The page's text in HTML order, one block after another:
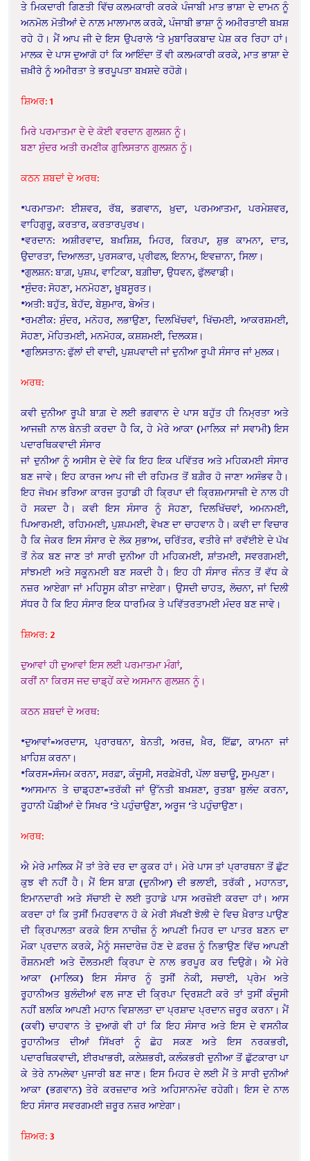
ਤੇ ਮਿਕਦਾਰੀ ਗਿਣਤੀ ਵਿੱਚ ਕਲਮਕਾਰੀ ਕਰਕੇ ਪੰਜਾਬੀ ਮਾਤ ਭਾਸ਼ਾ ਦੇ ਦਾਮਨ ਨੂੰ
ਅਨਮੋਲ ਮੋਤੀਆਂ ਦੇ ਨਾਲ਼ ਮਾਲਾਮਾਲ ਕਰਕੇ, ਪੰਜਾਬੀ ਭਾਸ਼ਾ ਨੂੰ ਅਮੀਰਤਾਈ ਬਖ਼ਸ਼
ਰਹੇ ਹੋ। ਮੈਂ ਆਪ ਜੀ ਦੇ ਇਸ ਉਪਰਾਲੇ ‘ਤੇ ਮੁਬਾਰਿਕਬਾਦ ਪੇਸ਼ ਕਰ ਰਿਹਾ ਹਾਂ।
ਮਾਲਕ ਦੇ ਪਾਸ ਦੁਆਗੋ ਹਾਂ ਕਿ ਆਇੰਦਾ ਤੋਂ ਵੀ ਕਲਮਕਾਰੀ ਕਰਕੇ, ਮਾਤ ਭਾਸ਼ਾ ਦੇ
ਜ਼ਖ਼ੀਰੇ ਨੂੰ ਅਮੀਰਤਾ ਤੇ ਭਰਪੂਪਤਾ ਬਖ਼ਸ਼ਦੇ ਰਹੋਗੇ।
ਸ਼ਿਅਰ: 1
ਮਿਰੇ ਪਰਮਾਤਮਾ ਦੇ ਦੇ ਕੋਈ ਵਰਦਾਨ ਗੁਲਸ਼ਨ ਨੂੰ।
ਬਣਾ ਸੁੰਦਰ ਅਤੀ ਰਮਣੀਕ ਗੁਲਿਸਤਾਨ ਗੁਲਸ਼ਨ ਨੂੰ।
ਕਠਨ ਸ਼ਬਦਾਂ ਦੇ ਅਰਥ:
*ਪਰਮਾਤਮਾ: ਈਸ਼ਵਰ, ਰੱਬ, ਭਗਵਾਨ, ਖ਼ੁਦਾ, ਪਰਮਆਤਮਾ, ਪਰਮੇਸ਼ਵਰ,
ਵਾਹਿਗੁਰੂ, ਕਰਤਾਰ, ਕਰਤਾਰਪੁਰਖ।
*ਵਰਦਾਨ: ਅਸ਼ੀਰਵਾਦ, ਬਖ਼ਸ਼ਿਸ਼, ਮਿਹਰ, ਕਿਰਪਾ, ਸ਼ੁਭ ਕਾਮਨਾ, ਦਾਤ,
ਉਦਾਰਤਾ, ਦਿਆਲਤਾ, ਪੁਰਸਕਾਰ, ਪ੍ਰੀਫਲ, ਇਨਾਮ, ਇਵਜ਼ਾਨਾ, ਸਿਲਾ।
*ਗੁਲਸ਼ਨ: ਬਾਗ਼, ਪੁਸ਼ਪ, ਵਾਟਿਕਾ, ਬਗ਼ੀਚਾ, ਉਧਵਨ, ਫੁੱਲਵਾਡ਼ੀ।
*ਸੁੰਦਰ: ਸੋਹਣਾ, ਮਨਮੋਹਣਾ, ਖ਼ੂਬਸੂਰਤ।
*ਅਤੀ: ਬਹੁੱਤ, ਬੇਹੱਦ, ਬੇਸ਼ੁਮਾਰ, ਬੇਅੰਤ।
*ਰਮਣੀਕ: ਸੁੰਦਰ, ਮਨੋਹਰ, ਲਭਾਉਣਾ, ਦਿਲਖਿੱਚਵਾਂ, ਖਿੱਚਮਈ, ਆਕਰਸ਼ਮਈ,
ਸੋਹਣਾ, ਮੋਹਿਤਮਈ, ਮਨਮੋਹਕ, ਕਸ਼ਸ਼ਮਈ, ਦਿਲਕਸ਼।
*ਗੁਲਿਸਤਾਨ: ਫੁੱਲਾਂ ਦੀ ਵਾਦੀ, ਪੁਸ਼ਪਵਾਦੀ ਜਾਂ ਦੁਨੀਆ ਰੂਪੀ ਸੰਸਾਰ ਜਾਂ ਮੁਲਕ।
ਅਰਥ:
ਕਵੀ ਦੁਨੀਆ ਰੂਪੀ ਬਾਗ਼ ਦੇ ਲਈ ਭਗਵਾਨ ਦੇ ਪਾਸ ਬਹੁੱਤ ਹੀ ਨਿਮ੍ਰਤਾ ਅਤੇ
ਆਜਜ਼ੀ ਨਾਲ ਬੇਨਤੀ ਕਰਦਾ ਹੈ ਕਿ, ਹੇ ਮੇਰੇ ਆਕਾ (ਮਾਲਿਕ ਜਾਂ ਸਵਾਮੀ) ਇਸ
ਪਦਾਰਥਿਕਵਾਦੀ ਸੰਸਾਰ
ਜਾਂ ਦੁਨੀਆ ਨੂੰ ਅਸੀਸ ਦੇ ਦੇਵੋ ਕਿ ਇਹ ਇਕ ਪਵਿੱਤਰ ਅਤੇ ਮਹਿਕਮਈ ਸੰਸਾਰ
ਬਣ ਜਾਵੇ। ਇਹ ਕਾਰਜ ਆਪ ਜੀ ਦੀ ਰਹਿਮਤ ਤੋਂ ਬਗ਼ੈਰ ਹੋ ਜਾਣਾ ਅਸੰਭਵ ਹੈ।
ਇਹ ਜੋਖਮ ਭਰਿਆ ਕਾਰਜ ਤੁਹਾਡੀ ਹੀ ਕ੍ਰਿਪਾ ਦੀ ਕ੍ਰਿਸ਼ਮਾਸਾਜ਼ੀ ਦੇ ਨਾਲ ਹੀ
ਹੋ ਸਕਦਾ ਹੈ। ਕਵੀ ਇਸ ਸੰਸਾਰ ਨੂੰ ਸੋਹਣਾ, ਦਿਲਖਿੱਚਵਾਂ, ਅਮਨਮਈ,
ਪਿਆਰਮਈ, ਰਹਿਮਮਈ, ਪੁਸ਼ਪਮਈ, ਵੇਖਣ ਦਾ ਚਾਹਵਾਨ ਹੈ। ਕਵੀ ਦਾ ਵਿਚਾਰ
ਹੈ ਕਿ ਜੇਕਰ ਇਸ ਸੰਸਾਰ ਦੇ ਲੋਕ ਸੁਭਾਅ, ਚਰਿੱਤਰ, ਵਤੀਰੇ ਜਾਂ ਰਵੱਈਏ ਦੇ ਪੱਖ
ਤੋਂ ਨੇਕ ਬਣ ਜਾਣ ਤਾਂ ਸਾਰੀ ਦੁਨੀਆ ਹੀ ਮਹਿਕਮਈ, ਸ਼ਾਂਤਮਈ, ਸਵਰਗਮਈ,
ਸਾਂਝਮਈ ਅਤੇ ਸਕੂਨਮਈ ਬਣ ਸਕਦੀ ਹੈ। ਇਹ ਹੀ ਸੰਸਾਰ ਜੰਨਤ ਤੋਂ ਵੱਧ ਕੇ
ਨਜ਼ਰ ਆਏਗਾ ਜਾਂ ਮਹਿਸੂਸ ਕੀਤਾ ਜਾਏਗਾ। ਉਸਦੀ ਚਾਹਤ, ਲੋਚਨਾ, ਜਾਂ ਦਿਲੀ
ਸੱਧਰ ਹੈ ਕਿ ਇਹ ਸੰਸਾਰ ਇਕ ਧਾਰਮਿਕ ਤੇ ਪਵਿੱਤਰਤਾਮਈ ਮੰਦਰ ਬਣ ਜਾਵੇ।
ਸ਼ਿਅਰ: 2
ਦੁਆਵਾਂ ਹੀ ਦੁਆਵਾਂ ਇਸ ਲਈ ਪਰਮਾਤਮਾ ਮੰਗਾਂ,
ਕਰੀਂ ਨਾ ਕਿਰਸ ਜਦ ਚਾਡ਼੍ਹੇਂ ਕਦੇ ਅਸਮਾਨ ਗੁਲਸ਼ਨ ਨੂੰ।
ਕਠਨ ਸ਼ਬਦਾਂ ਦੇ ਅਰਥ:
*ਦੁਆਵਾਂ=ਅਰਦਾਸ, ਪ੍ਰਾਰਥਨਾ, ਬੇਨਤੀ, ਅਰਜ਼, ਖ਼ੈਰ, ਇੱਛਾ, ਕਾਮਨਾ ਜਾਂ
ਖ਼ਾਹਿਸ਼ ਕਰਨਾ।
*ਕਿਰਸ=ਸੰਜਮ ਕਰਨਾ, ਸਰਫ਼ਾ, ਕੰਜੂਸੀ, ਸਰਫ਼ੇਖ਼ੋਰੀ, ਪੱਲਾ ਬਚਾਊ, ਸੂਮਪੁਣਾ।
*ਆਸਮਾਨ ਤੇ ਚਾਡ਼੍ਹਣਾ=ਤਰੱਕੀ ਜਾਂ ਉੱਨਤੀ ਬਖ਼ਸ਼ਣਾ, ਰੁਤਬਾ ਬੁਲੰਦ ਕਰਨਾ,
ਰੂਹਾਨੀ ਪੌਡ਼ੀਆਂ ਦੇ ਸਿਖਰ ‘ਤੇ ਪਹੁੰਚਾਉਣਾ, ਅਰੂਜ ‘ਤੇ ਪਹੁੰਚਾਉਣਾ।
ਅਰਥ:
ਐ ਮੇਰੇ ਮਾਲਿਕ ਮੈਂ ਤਾਂ ਤੇਰੇ ਦਰ ਦਾ ਕੂਕਰ ਹਾਂ। ਮੇਰੇ ਪਾਸ ਤਾਂ ਪ੍ਰਾਰਥਨਾ ਤੋਂ ਛੁੱਟ
ਕੁਝ ਵੀ ਨਹੀਂ ਹੈ। ਮੈਂ ਇਸ ਬਾਗ਼ (ਦੁਨੀਆ) ਦੀ ਭਲਾਈ, ਤਰੱਕੀ , ਮਹਾਨਤਾ,
ਇਮਾਨਦਾਰੀ ਅਤੇ ਸੱਚਾਈ ਦੇ ਲਈ ਤੁਹਾਡੇ ਪਾਸ ਅਰਜ਼ੋਈ ਕਰਦਾ ਹਾਂ। ਆਸ
ਕਰਦਾ ਹਾਂ ਕਿ ਤੁਸੀਂ ਮਿਹਰਵਾਨ ਹੋ ਕੇ ਮੇਰੀ ਸੱਖਣੀ ਝੋਲੀ ਦੇ ਵਿਚ ਖ਼ੈਰਾਤ ਪਾਉਣ
ਦੀ ਕ੍ਰਿਪਾਲਤਾ ਕਰਕੇ ਇਸ ਨਾਚੀਜ਼ ਨੂੰ ਆਪਣੀ ਮਿਹਰ ਦਾ ਪਾਤਰ ਬਣਨ ਦਾ
ਮੌਕਾ ਪ੍ਰਦਾਨ ਕਰਕੇ, ਮੈਨੂੰ ਸਜਦਾਰੇਜ਼ ਹੋਣ ਦੇ ਫ਼ਰਜ਼ ਨੂੰ ਨਿਭਾਉਣ ਵਿੱਚ ਆਪਣੀ
ਰੌਸ਼ਨਮਈ ਅਤੇ ਦੌਲਤਮਈ ਕ੍ਰਿਪਾ ਦੇ ਨਾਲ ਭਰਪੂਰ ਕਰ ਦਿਉਗੇ। ਐ ਮੇਰੇ
ਆਕਾ (ਮਾਲਿਕ) ਇਸ ਸੰਸਾਰ ਨੂੰ ਤੁਸੀਂ ਨੇਕੀ, ਸਚਾਈ, ਪ੍ਰੇਮ ਅਤੇ
ਰੂਹਾਨੀਅਤ ਬੁਲੰਦੀਆਂ ਵਲ ਜਾਣ ਦੀ ਕ੍ਰਿਪਾ ਦ੍ਰਿਸ਼ਟੀ ਕਰੋ ਤਾਂ ਤੁਸੀਂ ਕੰਜੂਸੀ
ਨਹੀਂ ਬਲਕਿ ਆਪਣੀ ਮਹਾਨ ਵਿਸ਼ਾਲਤਾ ਦਾ ਪ੍ਰਸ਼ਾਦ ਪ੍ਰਦਾਨ ਜ਼ਰੂਰ ਕਰਨਾ। ਮੈਂ
(ਕਵੀ) ਚਾਹਵਾਨ ਤੇ ਦੁਆਗੋ ਵੀ ਹਾਂ ਕਿ ਇਹ ਸੰਸਾਰ ਅਤੇ ਇਸ ਦੇ ਵਸਨੀਕ
ਰੂਹਾਨੀਅਤ ਦੀਆਂ ਸਿੱਖਰਾਂ ਨੂੰ ਛੋਹ ਸਕਣ ਅਤੇ ਇਸ ਨਰਕਭਰੀ,
ਪਦਾਰਥਿਕਵਾਦੀ, ਈਰਖਾਭਰੀ, ਕਲੇਸ਼ਭਰੀ, ਕਲੰਕਭਰੀ ਦੁਨੀਆ ਤੋਂ ਛੁੱਟਕਾਰਾ ਪਾ
ਕੇ ਤੇਰੇ ਨਾਮਲੇਵਾ ਪੁਜਾਰੀ ਬਣ ਜਾਣ। ਇਸ ਮਿਹਰ ਦੇ ਲਈ ਮੈਂ ਤੇ ਸਾਰੀ ਦੁਨੀਆਂ
ਆਕਾ (ਭਗਵਾਨ) ਤੇਰੇ ਕਰਜ਼ਦਾਰ ਅਤੇ ਅਹਿਸਾਨਮੰਦ ਰਹੇਗੀ। ਇਸ ਦੇ ਨਾਲ
ਇਹ ਸੰਸਾਰ ਸਵਰਗਮਈ ਜ਼ਰੂਰ ਨਜ਼ਰ ਆਏਗਾ।
ਸ਼ਿਅਰ: 3